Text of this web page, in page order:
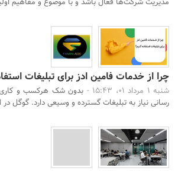
چرا از خدمات فامین ادز برای تبلیغات
شنبه 1 مرداد 01، 15:43 -
بدون شک هرکسب و کاری
رسانی نیاز به تبلیغات گسترده و وسیعی دارد. گوگل